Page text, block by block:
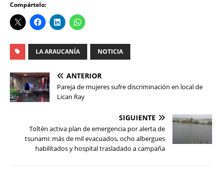
Compártelo:
LA ARAUCANÍA NOTICIA
ANTERIOR
Pareja de mujeres sufre discriminación en local de
Lican Ray
SIGUIENTE
Toltén activa plan de emergencia por alerta de
tsunami: más de mil evacuados, ocho albergues
habilitados y hospital trasladado a campaña